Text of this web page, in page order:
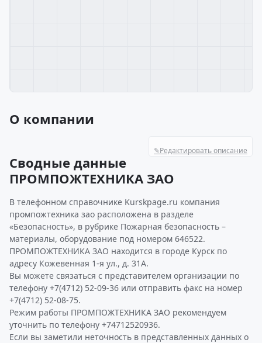
О компании
✎Редактировать описание
Сводные данные
ПРОМПОЖТЕХНИКА ЗАО
В телефонном справочнике Kurskpage.ru компания
промпожтехника зао расположена в разделе
«Безопасность», в рубрике Пожарная безопасность –
материалы, оборудование под номером 646522.
ПРОМПОЖТЕХНИКА ЗАО находится в городе Курск по
адресу Кожевенная 1-я ул., д. 31А.
Вы можете связаться с представителем организации по
телефону +7(4712) 52-09-36 или отправить факс на номер
+7(4712) 52-08-75.
Режим работы ПРОМПОЖТЕХНИКА ЗАО рекомендуем
уточнить по телефону +74712520936.
Если вы заметили неточность в представленных данных о